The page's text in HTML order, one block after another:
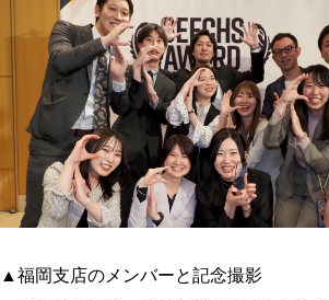
▲福岡支店のメンバーと記念撮影